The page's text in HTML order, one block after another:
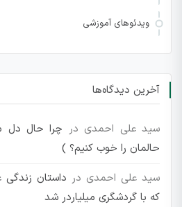
ویدئوهای آموزشی
آخرین دیدگاه‌ها
سید علی احمدی در چرا حال دل
حالمان را خوب کنیم؟ )
سید علی احمدی در داستان
که با گردشگری میلیاردر شد